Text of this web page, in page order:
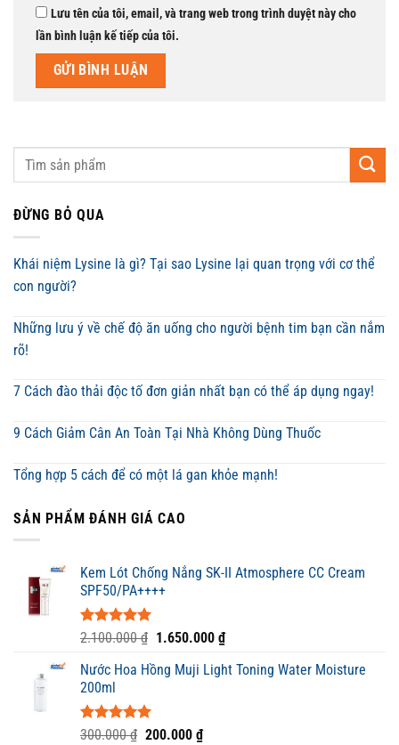
Lưu tên của tôi, email, và trang web trong trình duyệt này cho
lần bình luận kế tiếp của tôi.
ĐỪNG BỎ QUA
Khái niệm Lysine là gì? Tại sao Lysine lại quan trọng với cơ thể
con người?
Những lưu ý về chế độ ăn uống cho người bệnh tim bạn cần nắm
rõ!
7 Cách đào thải độc tố đơn giản nhất bạn có thể áp dụng ngay!
9 Cách Giảm Cân An Toàn Tại Nhà Không Dùng Thuốc
Tổng hợp 5 cách để có một lá gan khỏe mạnh!
SẢN PHẨM ĐÁNH GIÁ CAO
Kem Lót Chống Nắng SK-II Atmosphere CC Cream
SPF50/PA++++
Được xếp
5 sao
2.100.000₫ Giá
là:
1.650.000 ₫Giá
tại
Nước Hoa Hồng Muji Light Toning Water Moisture
200ml
Được xếp
300.000₫ Giá
200.000 ₫Giá